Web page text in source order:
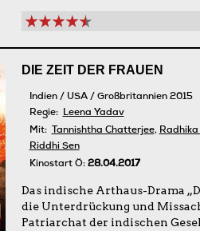
DIE ZEIT DER FRAUEN
Indien / USA / Großbritannien 2015
Regie:Leena Yadav
Mit: Tannishtha Chatterjee,
Riddhi Sen
Kinostart Ö: 28.04.2017
Das indische Arthaus-Drama
die Unterdrückung und
Patriarchat der indischen